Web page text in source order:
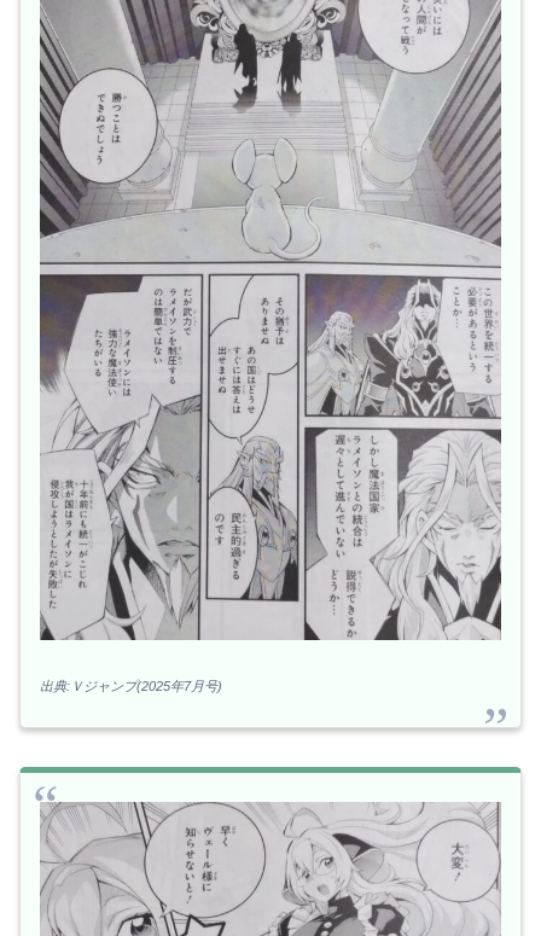
出典:Ｖジャンプ(2025年7月号)